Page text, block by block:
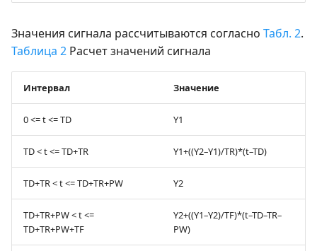
Значения сигнала рассчитываются согласно Табл. 2.
Таблица 2 Расчет значений сигнала
Интервал Значение
0 <= t <= TD Y1
TD < t <= TD+TR Y1+((Y2–Y1)/TR)*(t–TD)
TD+TR < t <= TD+TR+PW Y2
TD+TR+PW < t <=
TD+TR+PW+TF
Y2+((Y1–Y2)/TF)*(t–TD–TR–
PW)